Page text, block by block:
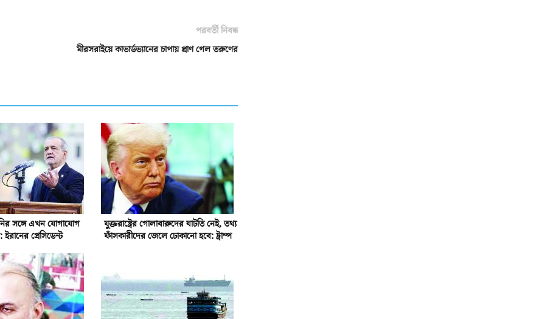
পরবর্তী নিবন্ধ
মীরসরাইয়ে কাভার্ডভ্যানের চাপায় প্রাণ গেল তরুণের
সঙ্গে এখন যোগাযোগ
প্রেসিডেন্ট
যুক্তরাষ্ট্রের গোলাবারুদের ঘাটতি নেই, তথ্য
ফাঁসকারীদের জেলে ঢোকানো হবে: ট্রাম্প